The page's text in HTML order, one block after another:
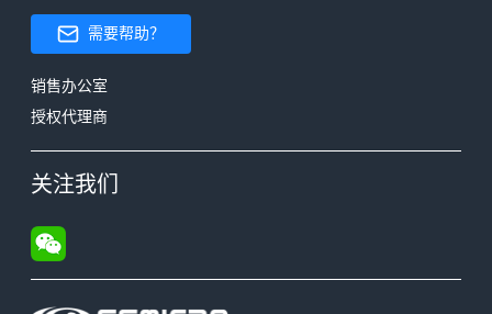
需要帮助？
销售办公室
授权代理商
关注我们